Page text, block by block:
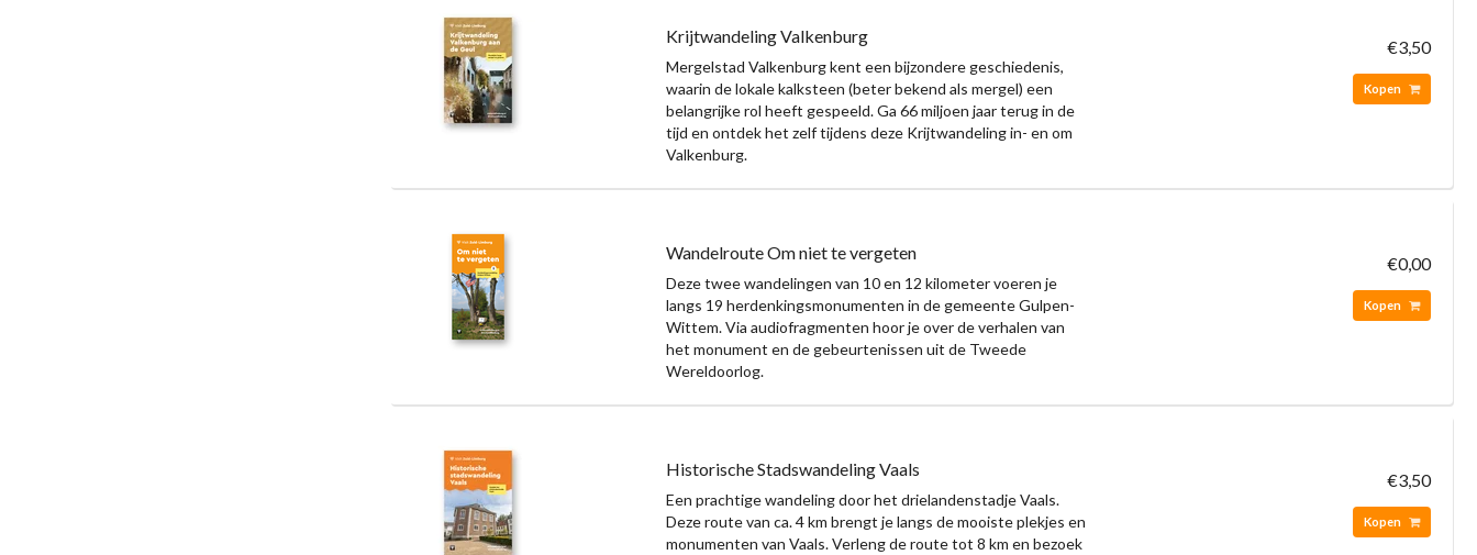
Krijtwandeling Valkenburg
Mergelstad Valkenburg kent een bijzondere geschiedenis,
waarin de lokale kalksteen (beter bekend als mergel) een
belangrijke rol heeft gespeeld. Ga 66 miljoen jaar terug in de
tijd en ontdek het zelf tijdens deze Krijtwandeling in- en om
Valkenburg.
€3,50
Kopen
Wandelroute Om niet te vergeten
Deze twee wandelingen van 10 en 12 kilometer voeren je
langs 19 herdenkingsmonumenten in de gemeente Gulpen-
Wittem. Via audiofragmenten hoor je over de verhalen van
het monument en de gebeurtenissen uit de Tweede
Wereldoorlog.
€0,00
Kopen
Historische Stadswandeling Vaals
Een prachtige wandeling door het drielandenstadje Vaals.
Deze route van ca. 4 km brengt je langs de mooiste plekjes en
monumenten van Vaals. Verleng de route tot 8 km en bezoek
€3,50
Kopen